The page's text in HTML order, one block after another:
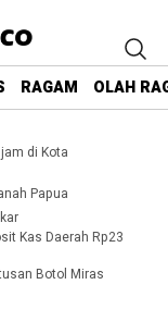
RAGAM OLAH
di Kota
Papua
Kas Daerah Rp23
Botol Miras